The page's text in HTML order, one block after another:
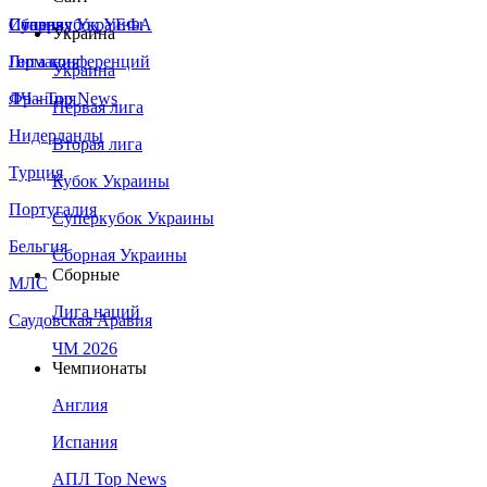
Сборная Украины
Италия
Германия
Франция
Нидерланды
Турция
Португалия
Бельгия
МЛС
Саудовская Аравия
Суперкубок УЕФА
Лига конференций
ЛЧ - Top News
Украина
Украина
Первая лига
Вторая лига
Кубок Украины
Суперкубок Украины
Сборная Украины
Сборные
Лига наций
ЧМ 2026
Чемпионаты
Англия
Испания
АПЛ Top News